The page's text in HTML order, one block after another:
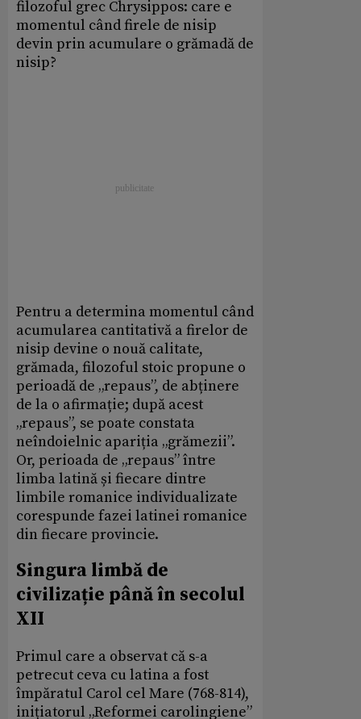
filozoful grec Chrysippos: care e
momentul când firele de nisip
devin prin acumulare o grămadă de
nisip?
Pentru a determina momentul când
acumularea cantitativă a firelor de
nisip devine o nouă calitate,
grămada, filozoful stoic propune o
perioadă de „repaus”, de abținere
de la o afirmație; după acest
„repaus”, se poate constata
neîndoielnic apariția „grămezii”.
Or, perioada de „repaus” între
limba latină și fiecare dintre
limbile romanice individualizate
corespunde fazei latinei romanice
din fiecare provincie.
Singura limbă de
civilizație până în secolul
XII
Primul care a observat că s-a
petrecut ceva cu latina a fost
împăratul Carol cel Mare (768-814),
inițiatorul „Reformei carolingiene”